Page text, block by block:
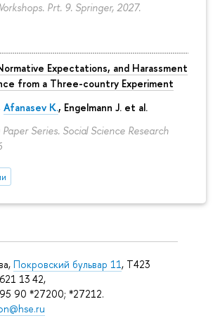
Prt. 9. Springer, 2027.
Expectations, and Harassment
from a Three-country Experiment
Afanasev K., Engelmann J. et al.
Paper Series. Social Science Research
Покровский бульвар 11, T423
13 42,
90 *27200; *27212.